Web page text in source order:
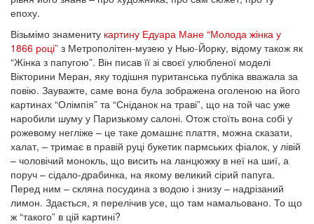
епоху.
Візьмімо знамениту картину Едуара Мане “Молода жінка у
1866 році” з Метрополітен-музею у Нью-Йорку, відому також як
“Жінка з папугою”. Він писав її зі своєї улюбленої моделі
Вікторини Меран, яку тодішня пуританська публіка вважала за
повію. Зауважте, саме вона була зображена оголеною на його
картинах “Олімпія” та “Сніданок на траві”, що на той час уже
наробили шуму у Паризькому салоні. Отож стоїть вона собі у
рожевому негліже – це таке домашнє плаття, можна сказати,
халат, – тримає в правій руці букетик пармських фіалок, у лівій
– чоловічий монокль, що висить на ланцюжку в неї на шиї, а
поруч – сідало-драбинка, на якому великий сірий папуга.
Перед ним – скляна посудина з водою і знизу – надрізаний
лимон. Здається, я перелічив усе, що там намальовано. То що
ж “такого” в цій картині?